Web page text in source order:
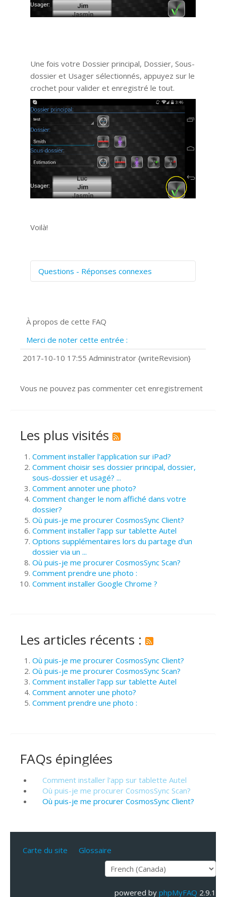
Une fois votre Dossier principal, Dossier, Sous-
dossier et Usager sélectionnés, appuyez sur le
crochet pour valider et enregistré le tout.
Voilà!
Questions - Réponses connexes
Prise de vue 360°
?
Comment installer Google Chrome ?
À propos de cette FAQ
Merci de noter cette entrée :
2017-10-10 17:55 Administrator {writeRevision}
Vous ne pouvez pas commenter cet enregistrement
Les plus visités
Comment installer l'application sur iPad?
Comment choisir ses dossier principal, dossier,
sous-dossier et usagé? ...
Comment annoter une photo?
Comment changer le nom affiché dans votre
dossier?
Où puis-je me procurer CosmosSync Client?
Comment installer l'app sur tablette Autel
Options supplémentaires lors du partage d’un
dossier via un ...
Où puis-je me procurer CosmosSync Scan?
Comment prendre une photo :
Comment installer Google Chrome ?
Les articles récents :
Où puis-je me procurer CosmosSync Client?
Où puis-je me procurer CosmosSync Scan?
Comment installer l'app sur tablette Autel
Comment annoter une photo?
Comment prendre une photo :
FAQs épinglées
Comment installer l'app sur tablette Autel
Où puis-je me procurer CosmosSync Scan?
Où puis-je me procurer CosmosSync Client?
Carte du site Glossaire
powered by phpMyFAQ 2.9.1